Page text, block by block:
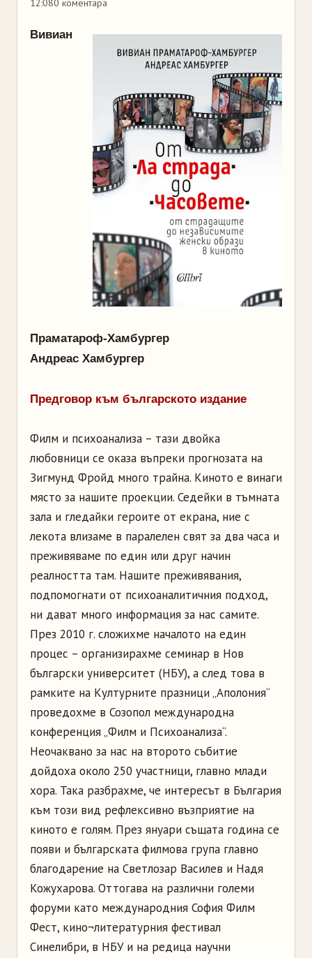
12:080 коментара
Вивиан
Праматароф-Хамбургер
Андреас Хамбургер
Предговор към българското издание
Филм и психоанализа – тази двойка
любовници се оказа въпреки прогнозата на
Зигмунд Фройд много трайна. Киното е винаги
място за нашите проекции. Седейки в тъмната
зала и гледайки героите от екрана, ние с
лекота влизаме в паралелен свят за два часа и
преживяваме по един или друг начин
реалността там. Нашите преживявания,
подпомогнати от психоаналитичния подход,
ни дават много информация за нас самите.
През 2010 г. сложихме началото на един
процес – организирахме семинар в Нов
български университет (НБУ), а след това в
рамките на Kултурните празници „Аполония“
проведохме в Созопол международна
конференция „Филм и Психоанализа“.
Неочаквано за нас на второто събитие
дойдоха около 250 участници, главно млади
хора. Така разбрахме, че интересът в България
към този вид рефлексивно възприятие на
киното е голям. През януари същата година се
появи и българската филмова група главно
благодарение на Светлозар Василев и Надя
Кожухарова. Оттогава на различни големи
форуми като международния София Филм
Фест, кино¬литературния фестивал
Синелибри, в НБУ и на редица научни